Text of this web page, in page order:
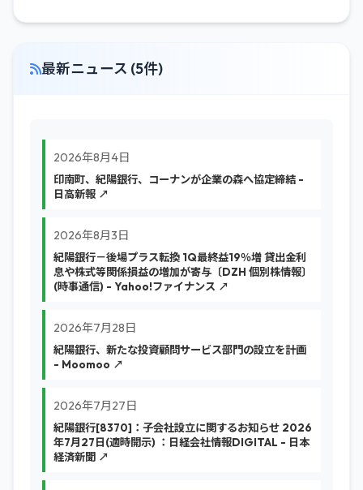
最新ニュース (5件)
2026年8月4日
印南町、紀陽銀行、コーナンが企業の森へ協定締結 -
日高新報 ↗
2026年8月3日
紀陽銀行－後場プラス転換 1Q最終益19％増 貸出金利
息や株式等関係損益の増加が寄与〔DZH 個別株情報〕
(時事通信) - Yahoo!ファイナンス ↗
2026年7月28日
紀陽銀行、新たな投資顧問サービス部門の設立を計画
- Moomoo ↗
2026年7月27日
紀陽銀行[8370]：子会社設立に関するお知らせ 2026
年7月27日(適時開示) ：日経会社情報DIGITAL - 日本
経済新聞 ↗